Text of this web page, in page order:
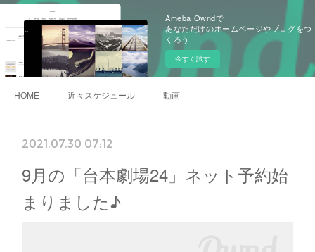
Ameba Owndで
あなただけのホームページやブログをつ
くろう
今すぐ試す
HOME 近々スケジュール 動画
2021.07.30 07:12
9月の「台本劇場24」ネット予約始
まりました♪